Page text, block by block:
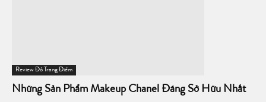
Review Đồ Trang Điểm
Những Sản Phẩm Makeup Chanel Đáng Sở Hữu Nhất